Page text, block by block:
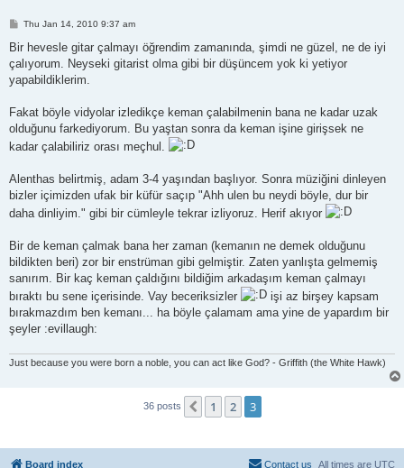
P
s
Thu Jan 14, 2010 9:37 am
Bir hevesle gitar çalmayı öğrendim zamanında, şimdi ne güzel, ne de iyi
çalıyorum. Neyseki gitarist olma gibi bir düşüncem yok ki yetiyor
yapabildiklerim.
Fakat böyle vidyolar izledikçe keman çalabilmenin bana ne kadar uzak
olduğunu farkediyorum. Bu yaştan sonra da keman işine girişsek ne
kadar çalabiliriz orası meçhul.
Alenthas belirtmiş, adam 3-4 yaşından başlıyor. Sonra müziğini dinleyen
bizler içimizden ufak bir küfür saçıp "Ahh ulen bu neydi böyle, dur bir
daha dinliyim." gibi bir cümleyle tekrar izliyoruz. Herif akıyor
Bir de keman çalmak bana her zaman (kemanın ne demek olduğunu
bildikten beri) zor bir enstrüman gibi gelmiştir. Zaten yanlışta gelmemiş
sanırım. Bir kaç keman çaldığını bildiğim arkadaşım keman çalmayı
bıraktı bu sene içerisinde. Vay beceriksizler
işi az birşey kapsam
bırakmazdım ben kemanı... ha böyle çalamam ama yine de yapardım bir
şeyler :evillaugh:
Just because you were born a noble, you can act like God? - Griffith (the White Hawk)
36 posts Previous
1 2 3
Board index All times are UTC
Contact us